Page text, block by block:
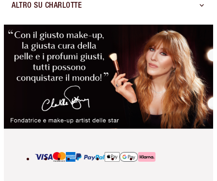
ALTRO SU CHARLOTTE